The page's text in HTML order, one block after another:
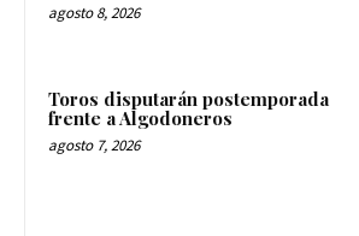
agosto 8, 2026
Toros disputarán postemporada
frente a Algodoneros
agosto 7, 2026